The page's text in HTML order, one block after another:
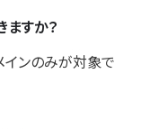
すか？
インのみが対象で